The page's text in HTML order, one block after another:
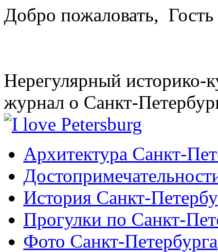
Добро пожаловать, Гость
Нерегулярный историко-
журнал о Санкт-
Архитектура Санкт-
История Санкт-
Прогулки по Санкт-
Фото Санкт-Петербурга